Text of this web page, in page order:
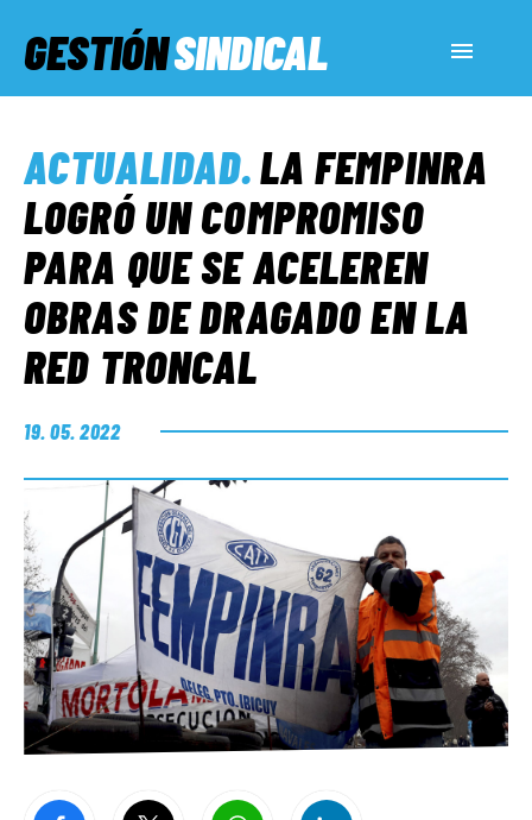
GESTIÓNSINDICAL
SERVICIOS SOCIALES
INFORMES ESPECIALES
FUERA DE MEGÁFONO
EL LADO «G»
ACTUALIDAD.LA FEMPINRA
LOGRÓ UN COMPROMISO
PARA QUE SE ACELEREN
OBRAS DE DRAGADO EN LA
RED TRONCAL
19. 05. 2022